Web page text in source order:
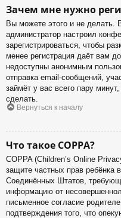
Зачем мне нужно
Вы можете этого и не делать.
администратор настроил
зарегистрироваться, чтобы
менее регистрация даёт вам
недоступны анонимным
отправка email-сообщений,
займёт у вас всего пару
сделать.
Вернуться к началу
Что такое COPPA?
COPPA (Children’s Online
защите частных прав ребёнка
Соединённых Штатов,
информацию от
письменное согласие
подтверждения того, что